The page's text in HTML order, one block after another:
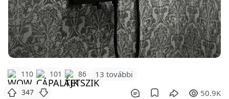
110 101 86 13 további
347 50.9K